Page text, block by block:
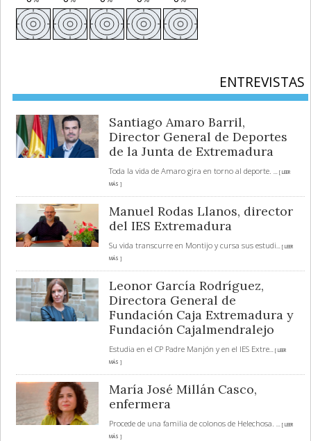
ENTREVISTAS
Santiago Amaro Barril,
Director General de Deportes
de la Junta de Extremadura
Toda la vida de Amaro gira en torno al deporte. ... [ LEER
MÁS ]
Manuel Rodas Llanos, director
del IES Extremadura
Su vida transcurre en Montijo y cursa sus estudi... [ LEER
MÁS ]
Leonor García Rodríguez,
Directora General de
Fundación Caja Extremadura y
Fundación Cajalmendralejo
Estudia en el CP Padre Manjón y en el IES Extre... [ LEER
MÁS ]
María José Millán Casco,
enfermera
Procede de una familia de colonos de Helechosa. ... [ LEER
MÁS ]